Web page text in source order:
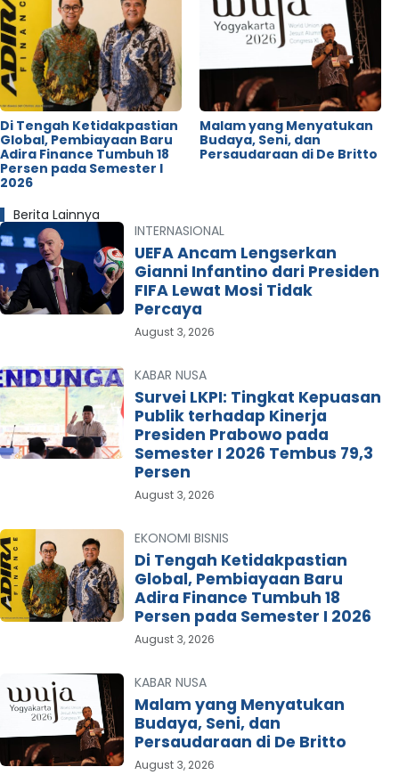
Di Tengah Ketidakpastian
Global, Pembiayaan Baru
Adira Finance Tumbuh 18
Persen pada Semester I
2026
Malam yang Menyatukan
Budaya, Seni, dan
Persaudaraan di De Britto
Berita Lainnya
INTERNASIONAL
UEFA Ancam Lengserkan
Gianni Infantino dari Presiden
FIFA Lewat Mosi Tidak
Percaya
August 3, 2026
KABAR NUSA
Survei LKPI: Tingkat Kepuasan
Publik terhadap Kinerja
Presiden Prabowo pada
Semester I 2026 Tembus 79,3
Persen
August 3, 2026
EKONOMI BISNIS
Di Tengah Ketidakpastian
Global, Pembiayaan Baru
Adira Finance Tumbuh 18
Persen pada Semester I 2026
August 3, 2026
KABAR NUSA
Malam yang Menyatukan
Budaya, Seni, dan
Persaudaraan di De Britto
August 3, 2026